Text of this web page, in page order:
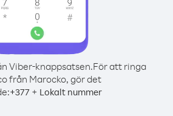
Viber-knappsatsen.För att ringa
från Marocko, gör det
+377 + Lokalt nummer